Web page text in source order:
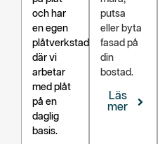
och har
en egen
plåtverkstad
där vi
arbetar
med plåt
på en
daglig
basis.
putsa
eller byta
fasad på
din
bostad.
Läs
mer